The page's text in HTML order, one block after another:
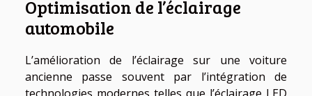
Optimisation de l’éclairage
automobile
L’amélioration de l’éclairage sur une voiture
ancienne passe souvent par l’intégration de